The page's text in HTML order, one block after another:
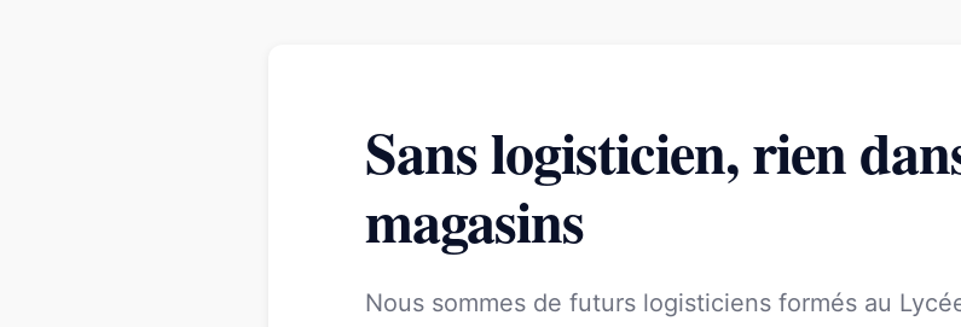
Sans logisticien, rien
magasins
Nous sommes de futurs logisticiens formés au